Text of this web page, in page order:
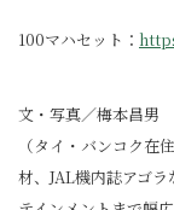
100マハセット：
文・写真／梅本昌男
（タイ・バンコク在
材、JAL機内誌アゴ